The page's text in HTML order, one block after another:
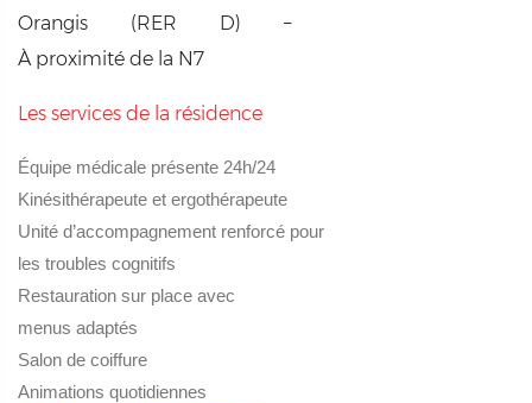
Orangis (RER D) –
À proximité de la N7
Les services de la résidence
Équipe médicale présente 24h/24
Kinésithérapeute et ergothérapeute
Unité d’accompagnement renforcé pour
les troubles cognitifs
Restauration sur place avec
menus adaptés
Salon de coiffure
Animations quotidiennes